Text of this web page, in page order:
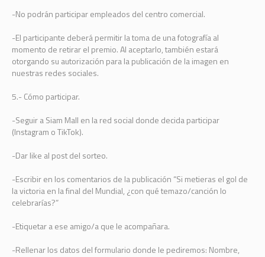
-No podrán participar empleados del centro comercial.
-El participante deberá permitir la toma de una fotografía al
momento de retirar el premio. Al aceptarlo, también estará
otorgando su autorización para la publicación de la imagen en
nuestras redes sociales.
5.- Cómo participar.
-Seguir a Siam Mall en la red social donde decida participar
(Instagram o TikTok).
-Dar like al post del sorteo.
-Escribir en los comentarios de la publicación “Si metieras el gol de
la victoria en la final del Mundial, ¿con qué temazo/canción lo
celebrarías?”
-Etiquetar a ese amigo/a que le acompañara.
-Rellenar los datos del formulario donde le pediremos: Nombre,